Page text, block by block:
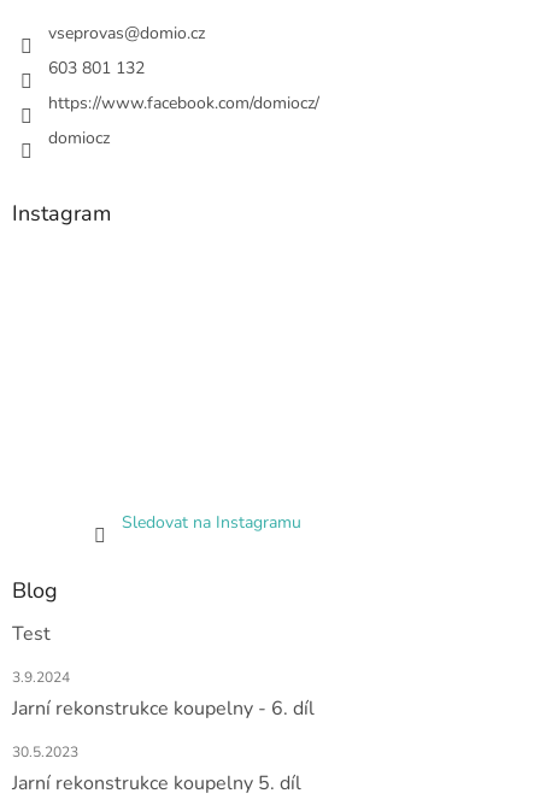
vseprovas@domio.cz
603 801 132
https://www.facebook.com/domiocz/
domiocz
Instagram
Sledovat na Instagramu
Blog
Test
3.9.2024
Jarní rekonstrukce koupelny - 6. díl
30.5.2023
Jarní rekonstrukce koupelny 5. díl